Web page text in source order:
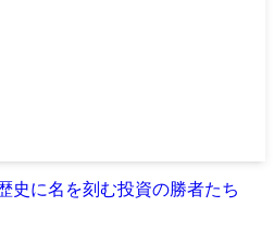
史に名を刻む投資の勝者たち